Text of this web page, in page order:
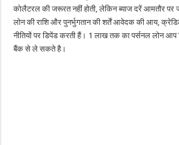
कोलैटरल की जरूरत नहीं होती, लेकिन ब्याज दरें आमतौर पर
लोन की राशि और पुनर्भुगतान की शर्तें आवेदक की आय,
नीतियों पर डिपेंड करती हैं। 1 लाख तक का पर्सनल लोन आप
बैंक से ले सकते है।